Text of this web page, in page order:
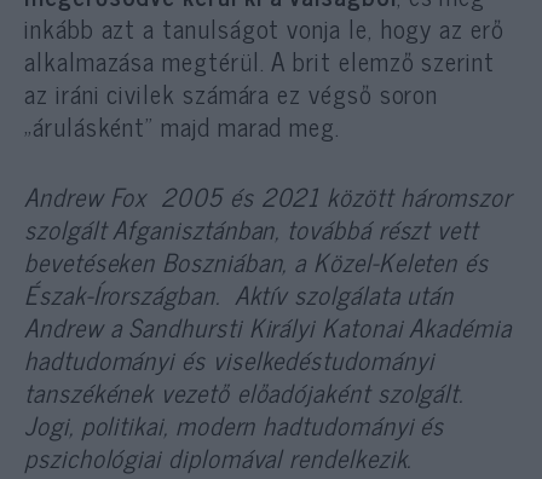
inkább azt a tanulságot vonja le, hogy az erő
alkalmazása megtérül. A brit elemző szerint
az iráni civilek számára ez végső soron
„árulásként” majd marad meg.
Andrew Fox 2005 és 2021 között háromszor
szolgált Afganisztánban, továbbá részt vett
bevetéseken Boszniában, a Közel-Keleten és
Észak-Írországban. Aktív szolgálata után
Andrew a Sandhursti Királyi Katonai Akadémia
hadtudományi és viselkedéstudományi
tanszékének vezető előadójaként szolgált.
Jogi, politikai, modern hadtudományi és
pszichológiai diplomával rendelkezik.